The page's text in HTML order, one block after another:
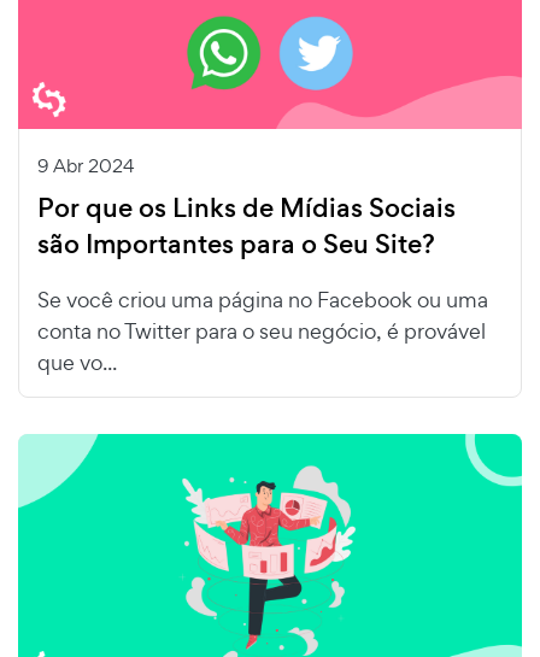
9 Abr 2024
Por que os Links de Mídias Sociais
são Importantes para o Seu Site?
Se você criou uma página no Facebook ou uma
conta no Twitter para o seu negócio, é provável
que vo...